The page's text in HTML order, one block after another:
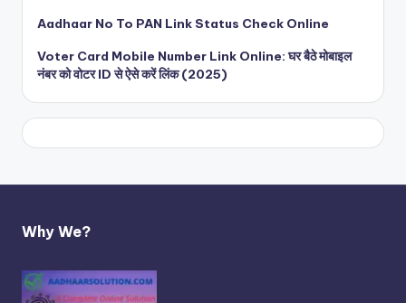
Aadhaar No To PAN Link Status Check Online
Voter Card Mobile Number Link Online: घर बैठे मोबाइल
नंबर को वोटर ID से ऐसे करें लिंक (2025)
Why We?